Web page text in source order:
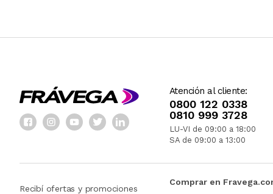
Atención al cliente:
0800 122 0338
0810 999 3728
LU-VI de 09:00 a 18:00
SA de 09:00 a 13:00
Recibí ofertas y promociones
Comprar en